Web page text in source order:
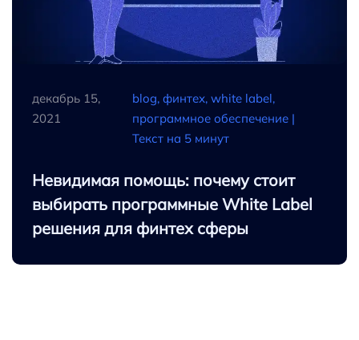
декабрь 15,
2021
blog, финтех, white label,
программное обеспечение |
Текст на 5 минут
Невидимая помощь: почему стоит
выбирать программные White Label
решения для финтех сферы